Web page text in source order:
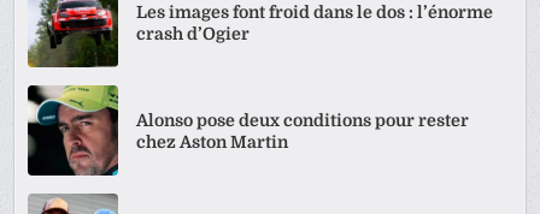
Les images font froid dans le dos : l’énorme
crash d’Ogier
Alonso pose deux conditions pour rester
chez Aston Martin